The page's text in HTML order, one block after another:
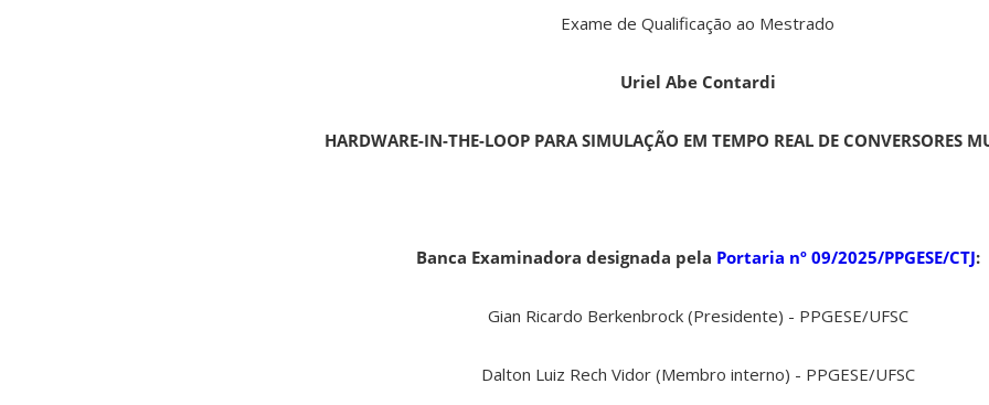
Exame de Qualificação ao Mestrado
Uriel Abe Contardi
HARDWARE-IN-THE-LOOP PARA SIMULAÇÃO EM TEMPO REAL DE CONVERSORES
Banca Examinadora designada pela Portaria nº 09/2025/PPGESE/CTJ:
Gian Ricardo Berkenbrock (Presidente) - PPGESE/UFSC
Dalton Luiz Rech Vidor (Membro interno) - PPGESE/UFSC